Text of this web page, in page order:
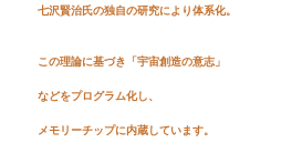
七沢賢治氏の独自の研究により体系化。
この理論に基づき「宇宙創造の意志」
などをプログラム化し、
メモリーチップに内蔵しています。